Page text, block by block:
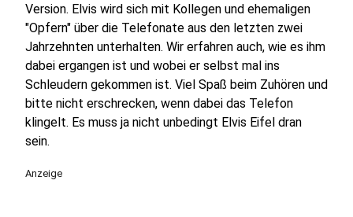
Version. Elvis wird sich mit Kollegen und ehemaligen
"Opfern" über die Telefonate aus den letzten zwei
Jahrzehnten unterhalten. Wir erfahren auch, wie es ihm
dabei ergangen ist und wobei er selbst mal ins
Schleudern gekommen ist. Viel Spaß beim Zuhören und
bitte nicht erschrecken, wenn dabei das Telefon
klingelt. Es muss ja nicht unbedingt Elvis Eifel dran
sein.
Anzeige